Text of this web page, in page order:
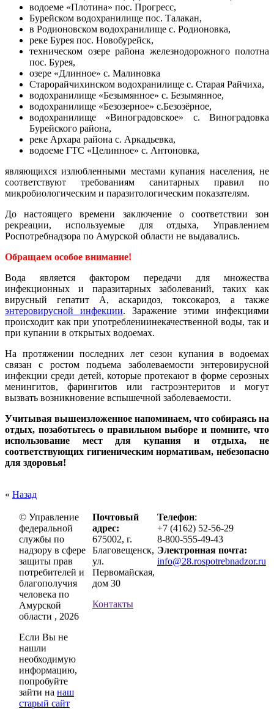
водоеме «Плотина» пос. Прогресс,
Бурейском водохранилище пос. Талакан,
в Родионовском водохранилище с. Родионовка,
реке Бурея пос. Новобурейск,
техническом озере района железнодорожного полотна
пос. Бурея,
озере «Длинное» с. Малиновка
Старорайчихинском водохранилище с. Старая Райчиха,
водохранилище «Безымянное» с. Безымянное,
водохранилище «Безозерное» с.Безозёрное,
водохранилище «Виноградовское» с. Виноградовка
Бурейского района,
реке Архара района с. Аркадьевка,
водоеме ГТС «Целинное» с. Антоновка,
являющихся излюбленными местами купания населения, не
соответствуют требованиям санитарных правил по
микробиологическим и паразитологическим показателям.
До настоящего времени заключение о соответствии зон
рекреации, используемые для отдыха, Управлением
Роспотребнадзора по Амурской области не выдавались.
Обращаем особое внимание!
Вода является фактором передачи для множества
инфекционных и паразитарных заболеваний, таких как
вирусный гепатит А, аскаридоз, токсокароз, а также
энтеровирусной инфекции. Заражение этими инфекциями
происходит как при употреблениинекачественной воды, так и
при купании в открытых водоемах.
На протяжении последних лет сезон купания в водоемах
связан с ростом подъема заболеваемости энтеровирусной
инфекции среди детей, которые протекают в форме серозных
менингитов, фарингитов или гастроэнтеритов и могут
вызвать возникновение вспышечной заболеваемости.
Учитывая вышеизложенное напоминаем, что собираясь на
отдых, позаботьтесь о правильном выборе и помните, что
использование мест для купания и отдыха, не
соответствующих гигиеническим нормативам, небезопасно
для здоровья!
« Назад
© Управление
федеральной
службы по
надзору в сфере
защиты прав
потребителей и
благополучия
человека по
Амурской
области , 2026
Если Вы не
нашли
необходимую
информацию,
попробуйте
зайти на наш
старый сайт
Почтовый
адрес:
675002, г.
Благовещенск,
ул.
Первомайская,
дом 30
Контакты
Телефон:
+7 (4162) 52-56-29
8-800-555-49-43
Электронная почта:
info@28.rospotrebnadzor.ru